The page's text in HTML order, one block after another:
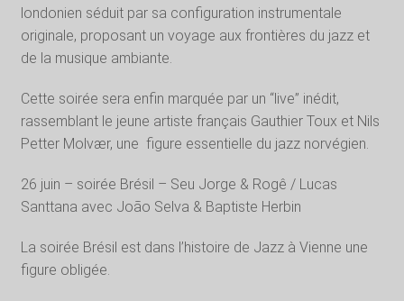
londonien séduit par sa configuration instrumentale
originale, proposant un voyage aux frontières du jazz et
de la musique ambiante.
Cette soirée sera enfin marquée par un “live” inédit,
rassemblant le jeune artiste français Gauthier Toux et Nils
Petter Molvær, une figure essentielle du jazz norvégien.
26 juin – soirée Brésil – Seu Jorge & Rogê / Lucas
Santtana avec João Selva & Baptiste Herbin
La soirée Brésil est dans l’histoire de Jazz à Vienne une
figure obligée.